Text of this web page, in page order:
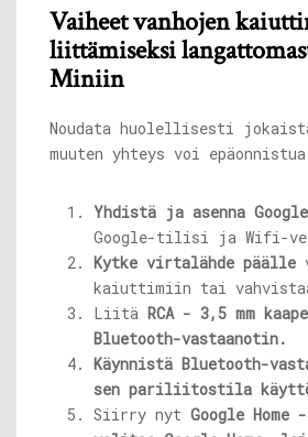
Vaiheet vanhojen
liittämiseksi
Miniin
Noudata huolellisesti
muuten yhteys voi
Yhdistä ja asenna
Google-tilisi ja Wifi-
Kytke virtalähde päälle
kaiuttimiin tai
Liitä RCA - 3,5 mm
Bluetooth-vastaanotin.
Käynnistä Bluetooth-
sen pariliitostila
Siirry nyt Google